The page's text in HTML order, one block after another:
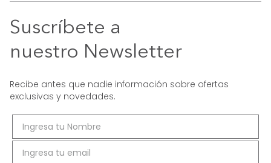
Suscríbete a
nuestro Newsletter
Recibe antes que nadie información sobre ofertas
exclusivas y novedades.